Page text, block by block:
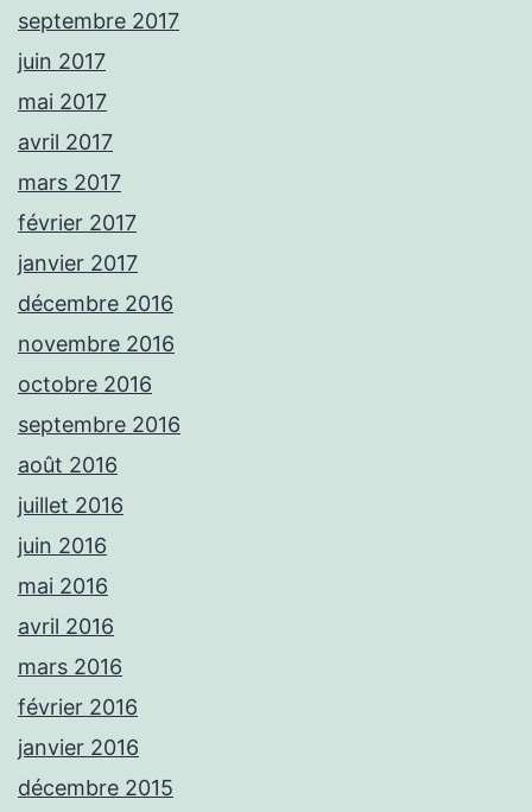
septembre 2017
juin 2017
mai 2017
avril 2017
mars 2017
février 2017
janvier 2017
décembre 2016
novembre 2016
octobre 2016
septembre 2016
août 2016
juillet 2016
juin 2016
mai 2016
avril 2016
mars 2016
février 2016
janvier 2016
décembre 2015